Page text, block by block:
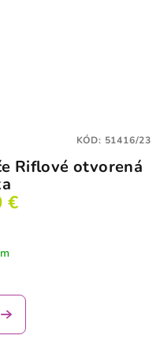
Riflové otvorená
€
KÓD: 51416/23